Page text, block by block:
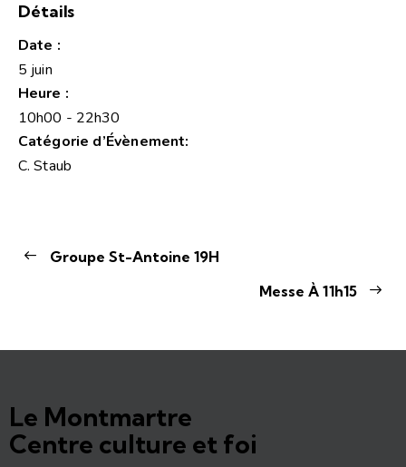
Détails
Date :
5 juin
Heure :
10h00 - 22h30
Catégorie d’Évènement:
C. Staub
Groupe St-Antoine 19H
Messe À 11h15
Le Montmartre
Centre culture et foi